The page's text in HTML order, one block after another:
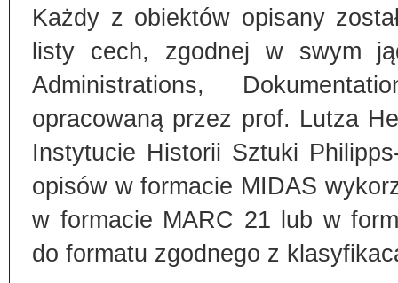
Każdy z obiektów opisany
listy cech, zgodnej w swym
Administrations,
opracowaną przez prof. Lutza
Instytucie Historii Sztuki
opisów w formacie MIDAS
w formacie MARC 21 lub w
do formatu zgodnego z